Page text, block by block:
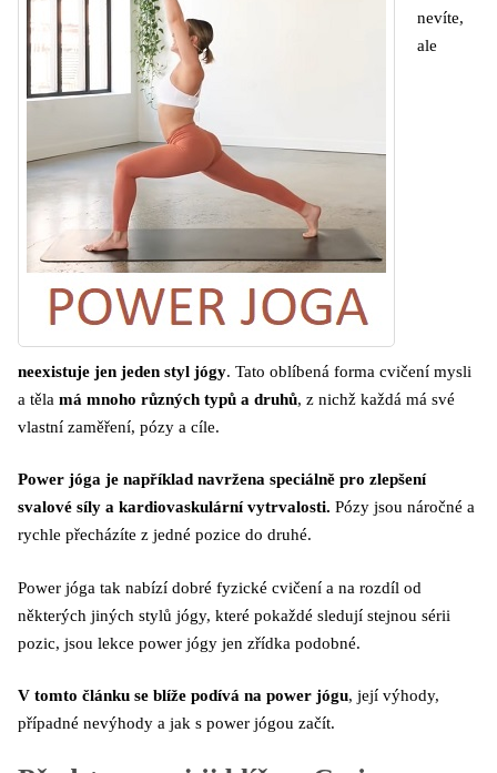
nevíte,
ale
neexistuje jen jeden styl jógy. Tato oblíbená forma cvičení mysli
a těla má mnoho různých typů a druhů, z nichž každá má své
vlastní zaměření, pózy a cíle.
Power jóga je například navržena speciálně pro zlepšení
svalové síly a kardiovaskulární vytrvalosti. Pózy jsou náročné a
rychle přecházíte z jedné pozice do druhé.
Power jóga tak nabízí dobré fyzické cvičení a na rozdíl od
některých jiných stylů jógy, které pokaždé sledují stejnou sérii
pozic, jsou lekce power jógy jen zřídka podobné.
V tomto článku se blíže podívá na power jógu, její výhody,
případné nevýhody a jak s power jógou začít.